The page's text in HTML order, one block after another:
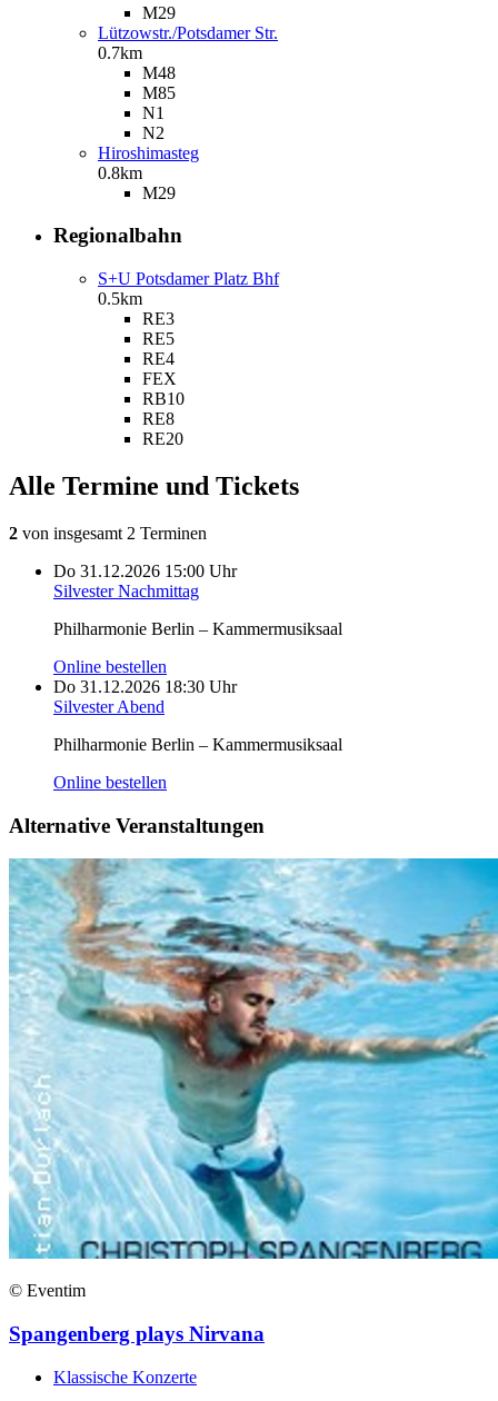
M29
Lützowstr./Potsdamer Str.
0.7km
M48
M85
N1
N2
Hiroshimasteg
0.8km
M29
Regional­bahn
S+U Potsdamer Platz Bhf
0.5km
RE3
RE5
RE4
FEX
RB10
RE8
RE20
Alle Termine und Tickets
2 von insgesamt 2 Terminen
Do 31.12.2026 15:00 Uhr
Silvester Nachmittag
Philharmonie Berlin – Kammermusiksaal
Online bestellen
Do 31.12.2026 18:30 Uhr
Silvester Abend
Philharmonie Berlin – Kammermusiksaal
Online bestellen
Alternative Veranstaltungen
© Eventim
Spangenberg plays Nirvana
Klassische Konzerte